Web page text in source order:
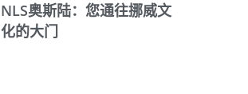
NLS奥斯陆：您通往挪威文
化的大门